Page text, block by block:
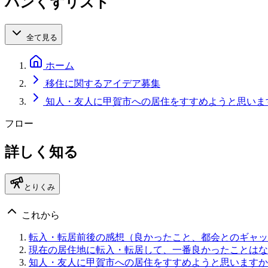
全て見る
ホーム
移住に関するアイデア募集
知人・友人に甲賀市への居住をすすめようと思いま
フロー
詳しく知る
とりくみ
これから
転入・転居前後の感想（良かったこと、都会とのギャッ
現在の居住地に転入・転居して、一番良かったことはな
知人・友人に甲賀市への居住をすすめようと思いますか